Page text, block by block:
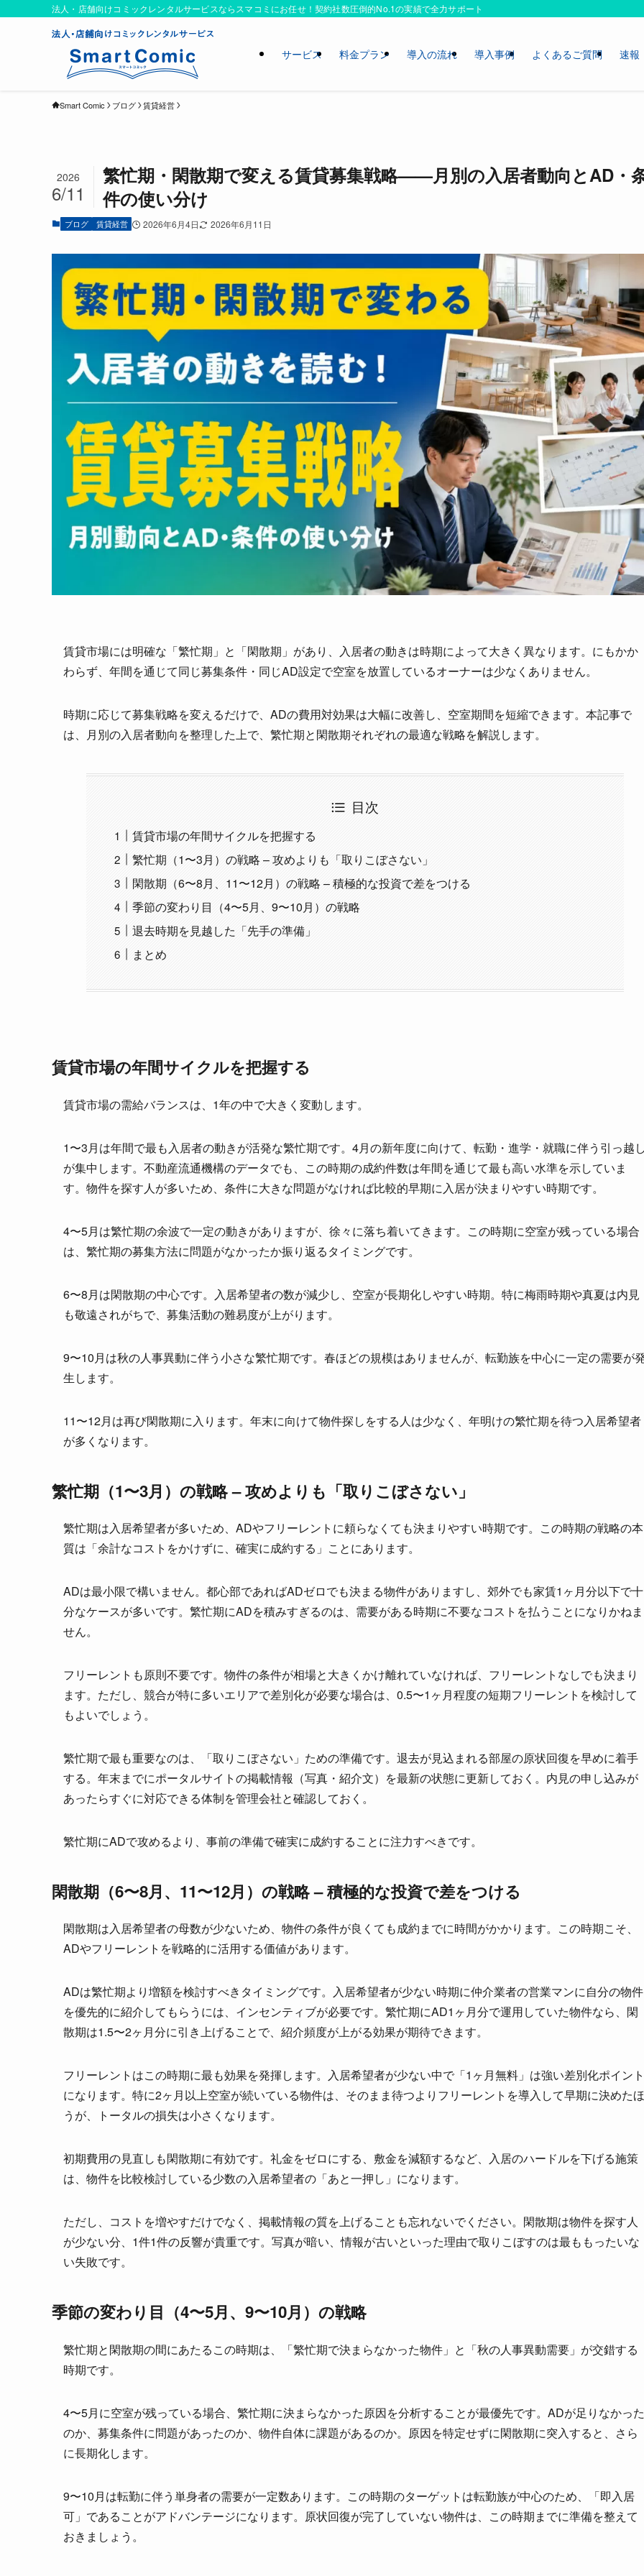
法人・店舗向けコミックレンタルサービスならスマコミにお任せ！契約社数圧倒的No.1の実績で全力サポートいたします！
サービス 料金プラン 導入の流れ 導入事例 よくあるご質問 速報
Smart Comic ブログ 賃貸経営
繁忙期・閑散期で変える賃貸募集戦略——月別の入居者動向とAD・
件の使い分け
2026
6/11
ブログ 賃貸経営 2026年6月4日 2026年6月11日
賃貸市場には明確な「繁忙期」と「閑散期」があり、入居者の動きは時期によって大きく異なります。にもかか
わらず、年間を通じて同じ募集条件・同じAD設定で空室を放置しているオーナーは少なくありません。
時期に応じて募集戦略を変えるだけで、ADの費用対効果は大幅に改善し、空室期間を短縮できます。本記事で
は、月別の入居者動向を整理した上で、繁忙期と閑散期それぞれの最適な戦略を解説します。
目次
賃貸市場の年間サイクルを把握する
繁忙期（1〜3月）の戦略 – 攻めよりも「取りこぼさない」
閑散期（6〜8月、11〜12月）の戦略 – 積極的な投資で差をつける
季節の変わり目（4〜5月、9〜10月）の戦略
退去時期を見越した「先手の準備」
まとめ
賃貸市場の年間サイクルを把握する
賃貸市場の需給バランスは、1年の中で大きく変動します。
1〜3月は年間で最も入居者の動きが活発な繁忙期です。4月の新年度に向けて、転勤・進学・就職に伴う引っ越
が集中します。不動産流通機構のデータでも、この時期の成約件数は年間を通じて最も高い水準を示していま
す。物件を探す人が多いため、条件に大きな問題がなければ比較的早期に入居が決まりやすい時期です。
4〜5月は繁忙期の余波で一定の動きがありますが、徐々に落ち着いてきます。この時期に空室が残っている場合
は、繁忙期の募集方法に問題がなかったか振り返るタイミングです。
6〜8月は閑散期の中心です。入居希望者の数が減少し、空室が長期化しやすい時期。特に梅雨時期や真夏は内見
も敬遠されがちで、募集活動の難易度が上がります。
9〜10月は秋の人事異動に伴う小さな繁忙期です。春ほどの規模はありませんが、転勤族を中心に一定の需要が
生します。
11〜12月は再び閑散期に入ります。年末に向けて物件探しをする人は少なく、年明けの繁忙期を待つ入居希望者
が多くなります。
繁忙期（1〜3月）の戦略 – 攻めよりも「取りこぼさない」
繁忙期は入居希望者が多いため、ADやフリーレントに頼らなくても決まりやすい時期です。この時期の戦略の本
質は「余計なコストをかけずに、確実に成約する」ことにあります。
ADは最小限で構いません。都心部であればADゼロでも決まる物件がありますし、郊外でも家賃1ヶ月分以下で十
分なケースが多いです。繁忙期にADを積みすぎるのは、需要がある時期に不要なコストを払うことになりかねま
せん。
フリーレントも原則不要です。物件の条件が相場と大きくかけ離れていなければ、フリーレントなしでも決まり
ます。ただし、競合が特に多いエリアで差別化が必要な場合は、0.5〜1ヶ月程度の短期フリーレントを検討して
もよいでしょう。
繁忙期で最も重要なのは、「取りこぼさない」ための準備です。退去が見込まれる部屋の原状回復を早めに着手
する。年末までにポータルサイトの掲載情報（写真・紹介文）を最新の状態に更新しておく。内見の申し込みが
あったらすぐに対応できる体制を管理会社と確認しておく。
繁忙期にADで攻めるより、事前の準備で確実に成約することに注力すべきです。
閑散期（6〜8月、11〜12月）の戦略 – 積極的な投資で差をつける
閑散期は入居希望者の母数が少ないため、物件の条件が良くても成約までに時間がかかります。この時期こそ、
ADやフリーレントを戦略的に活用する価値があります。
ADは繁忙期より増額を検討すべきタイミングです。入居希望者が少ない時期に仲介業者の営業マンに自分の物件
を優先的に紹介してもらうには、インセンティブが必要です。繁忙期にAD1ヶ月分で運用していた物件なら、閑
散期は1.5〜2ヶ月分に引き上げることで、紹介頻度が上がる効果が期待できます。
フリーレントはこの時期に最も効果を発揮します。入居希望者が少ない中で「1ヶ月無料」は強い差別化ポイント
になります。特に2ヶ月以上空室が続いている物件は、そのまま待つよりフリーレントを導入して早期に決めたほ
うが、トータルの損失は小さくなります。
初期費用の見直しも閑散期に有効です。礼金をゼロにする、敷金を減額するなど、入居のハードルを下げる施策
は、物件を比較検討している少数の入居希望者の「あと一押し」になります。
ただし、コストを増やすだけでなく、掲載情報の質を上げることも忘れないでください。閑散期は物件を探す人
が少ない分、1件1件の反響が貴重です。写真が暗い、情報が古いといった理由で取りこぼすのは最ももったいな
い失敗です。
季節の変わり目（4〜5月、9〜10月）の戦略
繁忙期と閑散期の間にあたるこの時期は、「繁忙期で決まらなかった物件」と「秋の人事異動需要」が交錯する
時期です。
4〜5月に空室が残っている場合、繁忙期に決まらなかった原因を分析することが最優先です。ADが足りなかった
のか、募集条件に問題があったのか、物件自体に課題があるのか。原因を特定せずに閑散期に突入すると、さら
に長期化します。
9〜10月は転勤に伴う単身者の需要が一定数あります。この時期のターゲットは転勤族が中心のため、「即入居
可」であることがアドバンテージになります。原状回復が完了していない物件は、この時期までに準備を整えて
おきましょう。